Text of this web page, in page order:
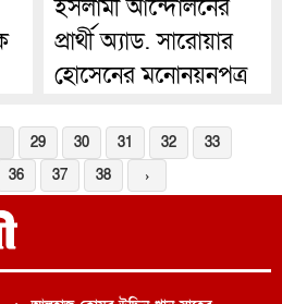
ইসলামী আন্দোলনের
প্রার্থী অ্যাড. সারোয়ার
হোসেনের মনোনয়নপত্র
29 30 31 32
33
36 37 38 ›